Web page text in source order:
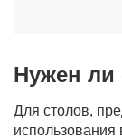
Нужен ли
Для столов,